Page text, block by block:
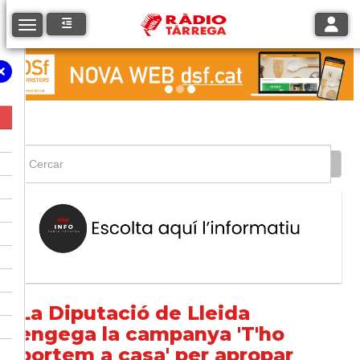
Toggle navigation
La Diputació de Lleida
engega la campanya 'T'ho
portem a casa' per apropar